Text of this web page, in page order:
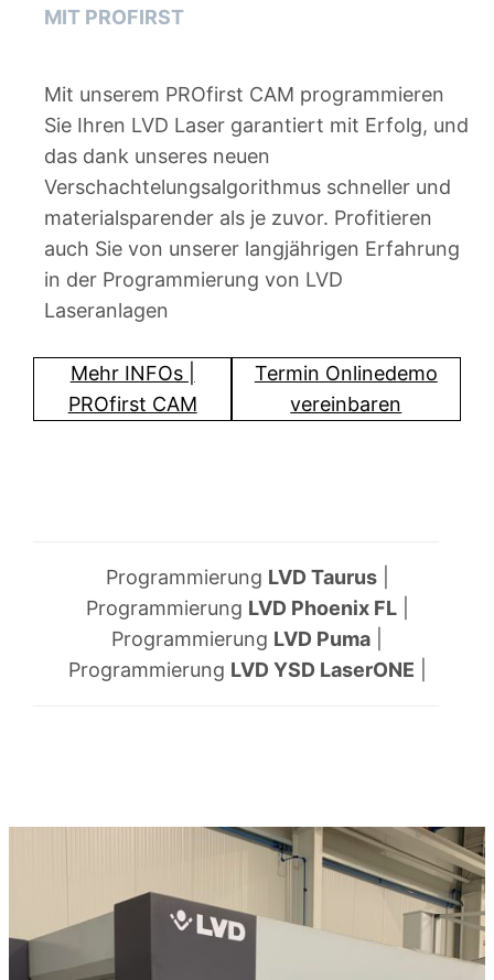
MIT PROFIRST
Mit unserem PROfirst CAM programmieren
Sie Ihren LVD Laser garantiert mit Erfolg, und
das dank unseres neuen
Verschachtelungsalgorithmus schneller und
materialsparender als je zuvor. Profitieren
auch Sie von unserer langjährigen Erfahrung
in der Programmierung von LVD
Laseranlagen
Mehr INFOs |
PROfirst CAM
Termin Onlinedemo
vereinbaren
Programmierung LVD Taurus|
Programmierung LVD Phoenix FL|
Programmierung LVD Puma
Programmierung LVD YSD LaserONE